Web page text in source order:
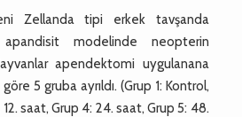
Zellanda tipi erkek tavşanda
modelinde neopterin
apendektomi uygulanana
5 gruba ayrıldı. (Grup 1: Kontrol,
saat, Grup 4: 24. saat, Grup 5: 48.